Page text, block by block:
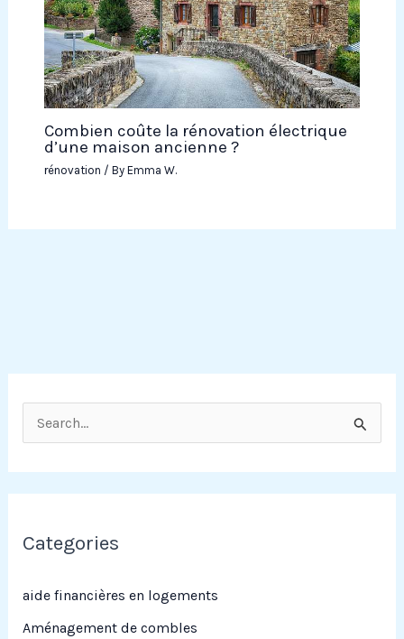
e
c
c
Categories
aide financières en logements
Aménagement de combles
Combien coûte la rénovation électrique
d’une maison ancienne ?
rénovation / By Emma W.